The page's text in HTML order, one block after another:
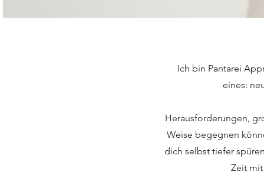
Ich bin Pantarei
eines:
Herausforderungen,
Weise begegnen
dich selbst tiefer
Zeit